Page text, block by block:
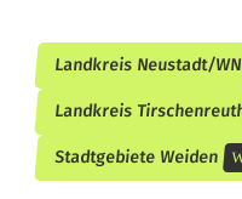
:
D
W
D
Landkreis Neustadt/WN
Landkreis
Stadtgebiete Weiden